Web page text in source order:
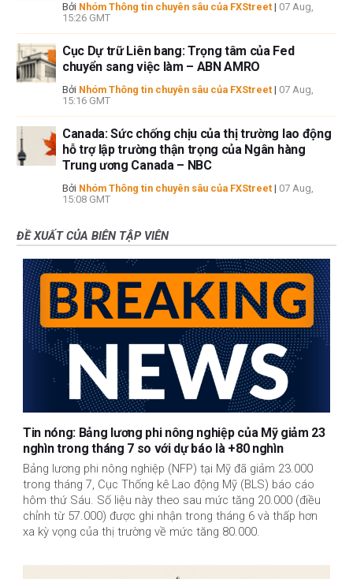
Bởi Nhóm Thông tin chuyên sâu của FXStreet | 07 Aug,
15:26 GMT
Cục Dự trữ Liên bang: Trọng tâm của Fed
chuyển sang việc làm – ABN AMRO
Bởi Nhóm Thông tin chuyên sâu của FXStreet | 07 Aug,
15:16 GMT
Canada: Sức chống chịu của thị trường lao động
hỗ trợ lập trường thận trọng của Ngân hàng
Trung ương Canada – NBC
Bởi Nhóm Thông tin chuyên sâu của FXStreet | 07 Aug,
15:08 GMT
ĐỀ XUẤT CỦA BIÊN TẬP VIÊN
Tin nóng: Bảng lương phi nông nghiệp của Mỹ giảm 23
nghìn trong tháng 7 so với dự báo là +80 nghìn
Bảng lương phi nông nghiệp (NFP) tại Mỹ đã giảm 23.000
trong tháng 7, Cục Thống kê Lao động Mỹ (BLS) báo cáo
hôm thứ Sáu. Số liệu này theo sau mức tăng 20.000 (điều
chỉnh từ 57.000) được ghi nhận trong tháng 6 và thấp hơn
xa kỳ vọng của thị trường về mức tăng 80.000.